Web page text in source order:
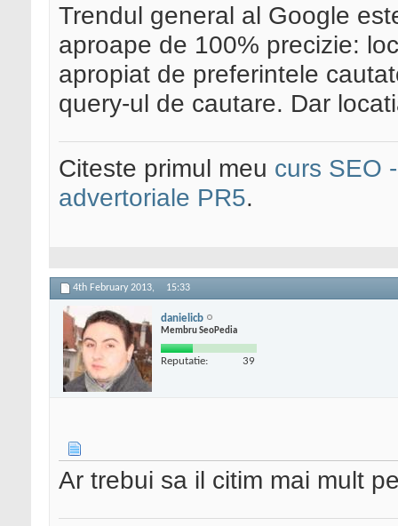
Trendul general al Google
aproape de 100% precizie:
apropiat de preferintele
query-ul de cautare. Dar
Citeste primul meu curs SEO
advertoriale PR5.
4th February 2013, 15:33
danielicb
Membru SeoPedia
Reputatie: 39
Ar trebui sa il citim mai mult